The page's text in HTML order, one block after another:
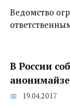
Ведомство
В России
19.04.2017